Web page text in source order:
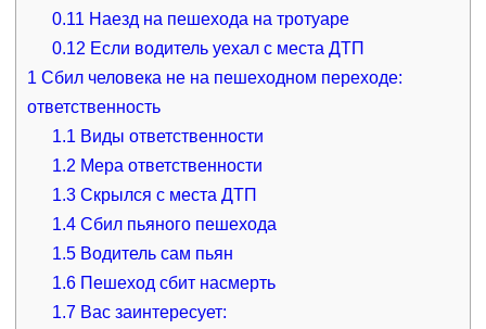
0.11 Наезд на пешехода на тротуаре
0.12 Если водитель уехал с места ДТП
1 Сбил человека не на пешеходном переходе:
ответственность
1.1 Виды ответственности
1.2 Мера ответственности
1.3 Скрылся с места ДТП
1.4 Сбил пьяного пешехода
1.5 Водитель сам пьян
1.6 Пешеход сбит насмерть
1.7 Вас заинтересует: